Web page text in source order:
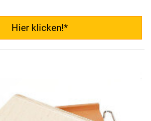
Hier klicken!*